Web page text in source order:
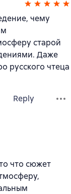
чему
старой
Даже
русского чтеца
Reply
что сюжет